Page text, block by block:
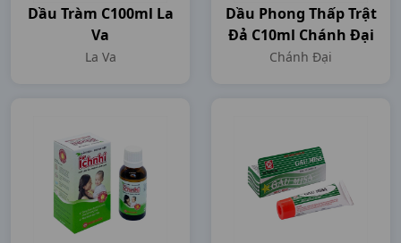
Dầu Tràm C100ml La
Va
La Va
Dầu Phong Thấp Trật
Đả C10ml Chánh Đại
Chánh Đại